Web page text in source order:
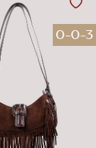
0-0-3